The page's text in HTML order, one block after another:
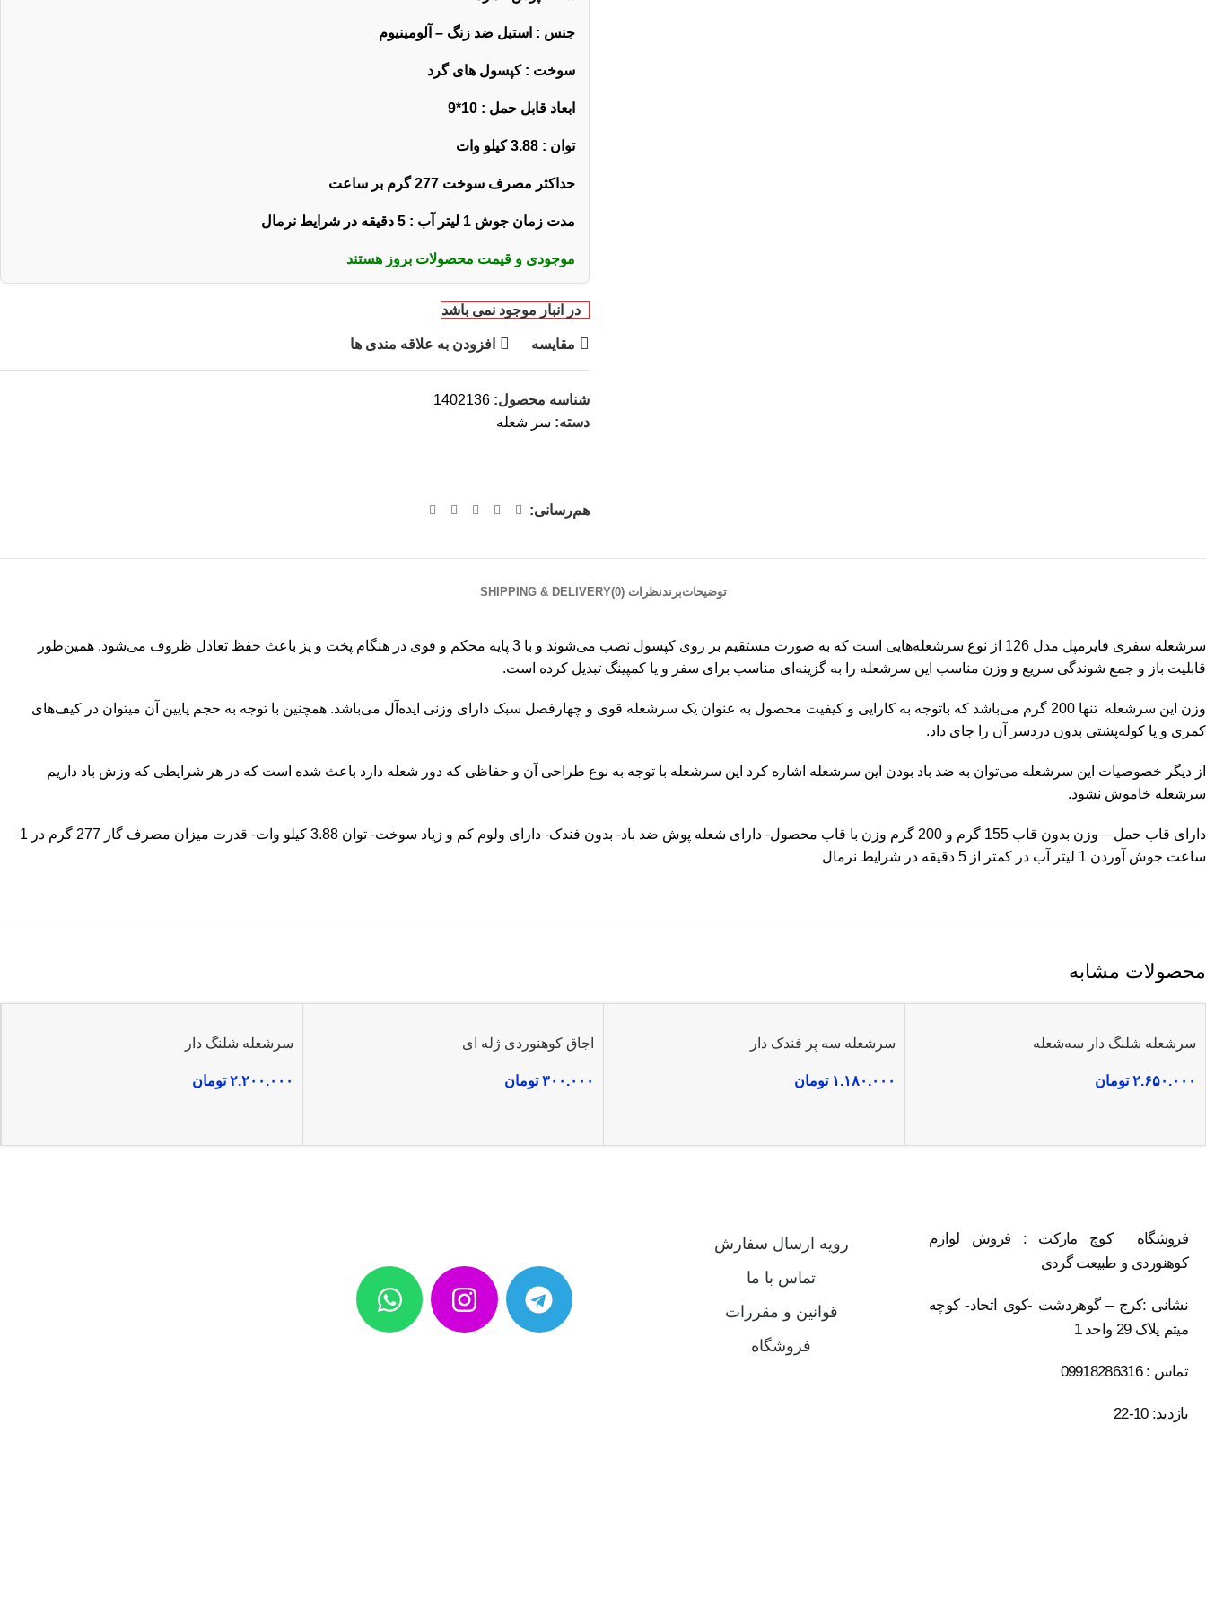
جنس : استیل ضد زنگ – آلومینیوم
سوخت : کپسول های گرد
ابعاد قابل حمل : 10*9
توان : 3.88 کیلو وات
حداکثر مصرف سوخت 277 گرم بر ساعت
مدت زمان جوش 1 لیتر آب : 5 دقیقه در شرایط نرمال
موجودی و قیمت محصولات بروز هستند
در انبار موجود نمی باشد
مقایسه افزودن به علاقه مندی ها
شناسه محصول: 1402136
دسته: سر شعله
هم‌رسانی:
توضیحاتبرندنظرات (0) SHIPPING & DELIVERY
سرشعله
سفری فایرمپل مدل 126 از نوع سرشعله‌هایی است که به صورت مستقیم بر روی کپسول نصب می‌شوند و با 3 پایه محکم و قوی در هنگام پخت و پز باعث حفظ تعادل ظروف می‌شود. همین‌طور
قابلیت باز و جمع شوندگی سریع و وزن مناسب این سرشعله را به گزینه‌ای مناسب برای سفر‌ و یا کمپینگ تبدیل کرده‌ است.
وزن این سرشعله تنها 200 گرم می‌باشد که باتوجه به کارایی و کیفیت محصول به عنوان یک سرشعله قوی و چهارفصل سبک دارای وزنی ایده‌آل می‌باشد. همچنین با توجه به حجم پایین آن میتوان در کیف‌های
کمری و یا کوله‌پشتی بدون دردسر آن را جای داد.
از دیگر خصوصیات این سرشعله می‌توان به ضد باد بودن این سرشعله اشاره کرد این سرشعله با توجه به نوع طراحی آن و حفاظی که دور شعله دارد باعث شده است که در هر شرایطی که وزش باد داریم
سرشعله خاموش نشود.
دارای قاب حمل – وزن بدون قاب 155 گرم و 200 گرم وزن با قاب محصول- دارای شعله پوش ضد باد- بدون فندک- دارای ولوم کم و زیاد سوخت- توان 3.88 کیلو وات- قدرت میزان مصرف گاز 277 گرم در 1
ساعت جوش آوردن 1 لیتر آب در کمتر از 5 دقیقه در شرایط نرمال
محصولات مشابه
سرشعله شلنگ دار سه‌شعله
۲.۶۵۰.۰۰۰ تومان
سرشعله سه پر فندک دار
۱.۱۸۰.۰۰۰ تومان
اجاق کوهنوردی ژله ای
۳۰۰.۰۰۰ تومان
سرشعله شلنگ دار
۲.۲۰۰.۰۰۰ تومان
فروشگاه کوچ مارکت : فروش لوازم
کوهنوردی و طبیعت گردی
نشانی :کرج – گوهردشت -کوی اتحاد- کوچه
میثم پلاک 29 واحد 1
تماس : 09918286316
بازدید: 10-22
رویه ارسال سفارش
تماس با ما
قوانین و مقررات
فروشگاه